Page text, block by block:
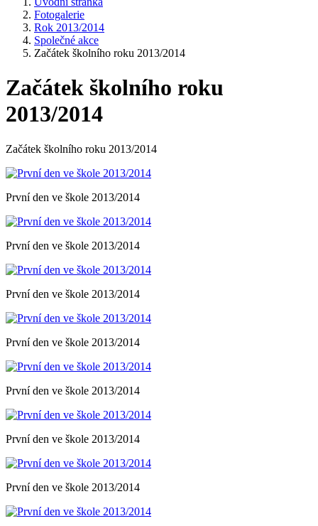
Fotogalerie
Rok 2013/2014
Společné akce
Začátek školního roku 2013/2014
Začátek školního roku
2013/2014
Začátek školního roku 2013/2014
První den ve škole 2013/2014
První den ve škole 2013/2014
První den ve škole 2013/2014
První den ve škole 2013/2014
První den ve škole 2013/2014
První den ve škole 2013/2014
První den ve škole 2013/2014